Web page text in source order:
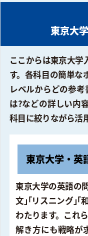
東京大
ここからは東京大学
す。各科目の簡単な
レベルからどの参
は?などの詳しい内
科目に絞りながら活
東京大学・英
東京大学の英語の
文｣｢リスニング｣｢
わたります。これ
解き方にも戦略が